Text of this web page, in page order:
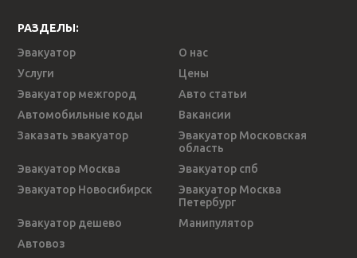
РАЗДЕЛЫ:
Эвакуатор
О нас
Услуги
Цены
Эвакуатор межгород
Авто статьи
Автомобильные коды
Вакансии
Заказать эвакуатор
Эвакуатор Московская
область
Эвакуатор Москва
Эвакуатор спб
Эвакуатор Новосибирск
Эвакуатор Москва
Петербург
Эвакуатор дешево
Манипулятор
Автовоз